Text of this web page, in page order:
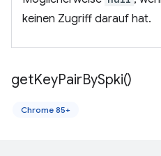
keinen Zugriff darauf hat.
getKeyPairBySpki()
Chrome 85+